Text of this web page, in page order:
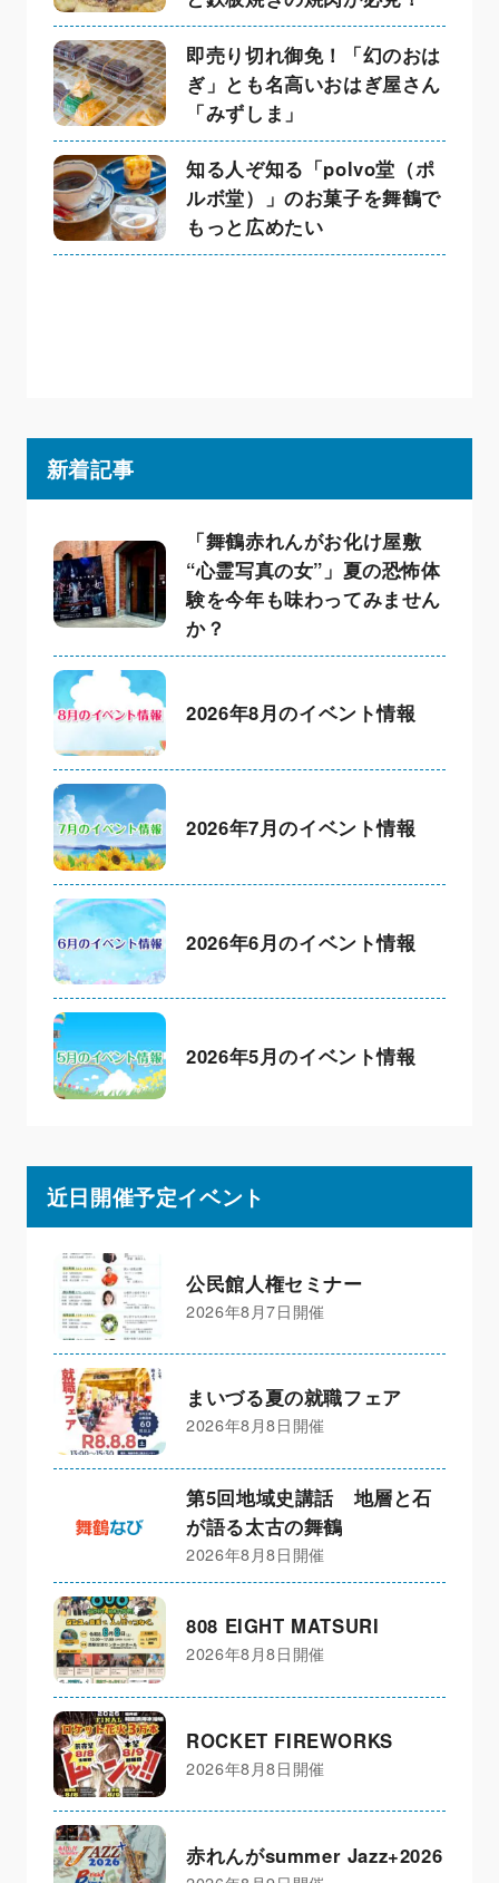
即売り切れ御免！「幻のおは
ぎ」とも名高いおはぎ屋さん
「みずしま」
知る人ぞ知る「polvo堂（ポ
ルボ堂）」のお菓子を舞鶴で
もっと広めたい
新着記事
「舞鶴赤れんがお化け屋敷
“心霊写真の女”」夏の恐怖体
験を今年も味わってみません
か？
2026年8月のイベント情報
2026年7月のイベント情報
2026年6月のイベント情報
2026年5月のイベント情報
近日開催予定イベント
公民館人権セミナー
2026年8月7日開催
まいづる夏の就職フェア
2026年8月8日開催
第5回地域史講話 地層と石
が語る太古の舞鶴
2026年8月8日開催
808 EIGHT MATSURI
2026年8月8日開催
ROCKET FIREWORKS
2026年8月8日開催
赤れんがsummer Jazz+2026